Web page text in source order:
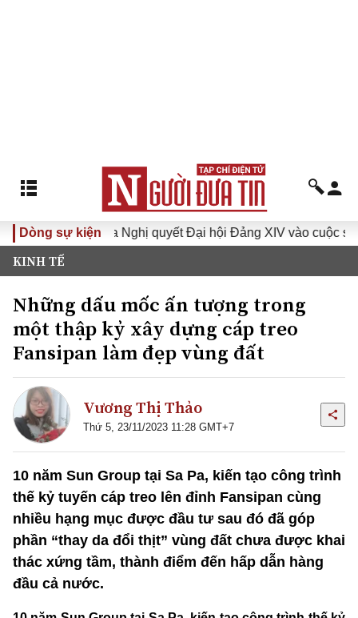
Dòng sự kiện
Đưa Nghị quyết Đại hội Đảng XIV vào cuộc sống
KINH TẾ
Những dấu mốc ấn tượng trong
một thập kỷ xây dựng cáp treo
Fansipan làm đẹp vùng đất
Vương Thị Thảo
Thứ 5, 23/11/2023 11:28 GMT+7
10 năm Sun Group tại Sa Pa, kiến tạo công trình
thế kỷ tuyến cáp treo lên đỉnh Fansipan cùng
nhiều hạng mục được đầu tư sau đó đã góp
phần “thay da đổi thịt” vùng đất chưa được khai
thác xứng tầm, thành điểm đến hấp dẫn hàng
đầu cả nước.